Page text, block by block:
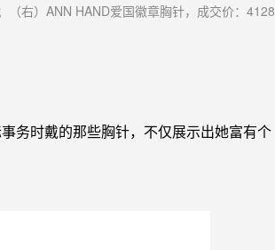
（右）ANN HAND爱国徽章胸针，成交价：4128
务时戴的那些胸针，不仅展示出她富有个